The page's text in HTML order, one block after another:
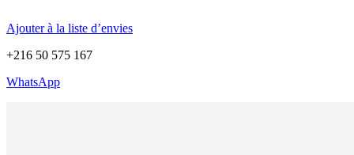
Ajouter à la liste d’envies
+216 50 575 167
WhatsApp